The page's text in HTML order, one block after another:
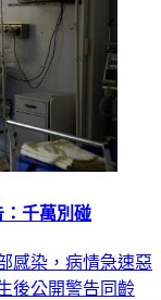
千萬別碰
感染，病情急速惡
後公開警告同齡